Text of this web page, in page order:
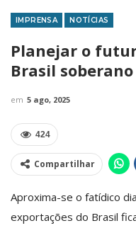
IMPRENSA NOTÍCIAS
Planejar o
Brasil
em 5 ago, 2025
424
Compartilhar
Aproxima-se o fatídico
exportações do Brasil